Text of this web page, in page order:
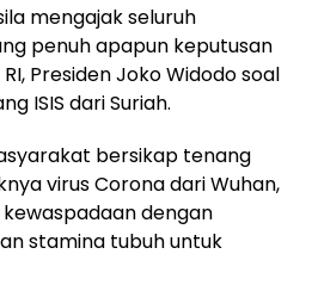
mengajak seluruh
penuh apapun keputusan
Presiden Joko Widodo soal
ISIS dari Suriah.
bersikap tenang
virus Corona dari Wuhan,
dengan
stamina tubuh untuk